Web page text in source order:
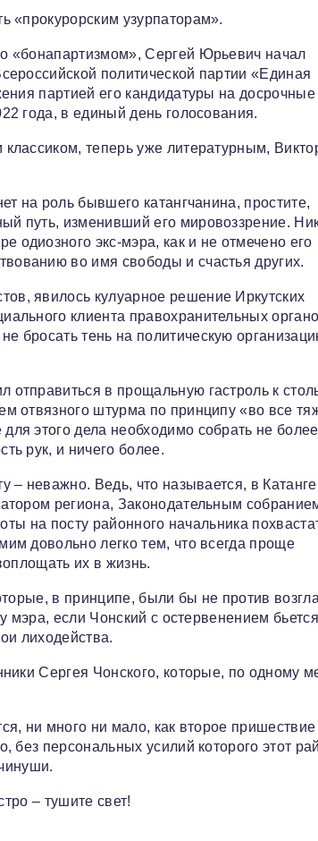
«прокурорским узурпаторам».
«бонапартизмом», Сергей Юрьевич начал
политической партии «Единая
партией его кандидатуры на досрочные
года, в единый день голосования.
теперь уже литературным,
на роль бывшего катангчанина, простите,
путь, изменивший его мировоззрение.
экс-мэра, как и не отмечено его
во имя свободы и счастья других.
явилось кулуарное решение Иркутских
клиента правохранительных
бросать тень на политическую
в прощальную гастроль к
отвязного штурма по принципу «во все
этого дела необходимо собрать не
рук, и ничего более.
– неважно. Ведь, что называется, в
региона, Законодательным
на посту районного начальника
довольно легко тем, что всегда проще
их в жизнь.
в принципе, были бы не против
мэра, если Чонский с остервенением
лиходейства.
Сергея Чонского, которые, по одному
ни много ни мало, как второе
без персональных усилий которого этот
– тушите свет!